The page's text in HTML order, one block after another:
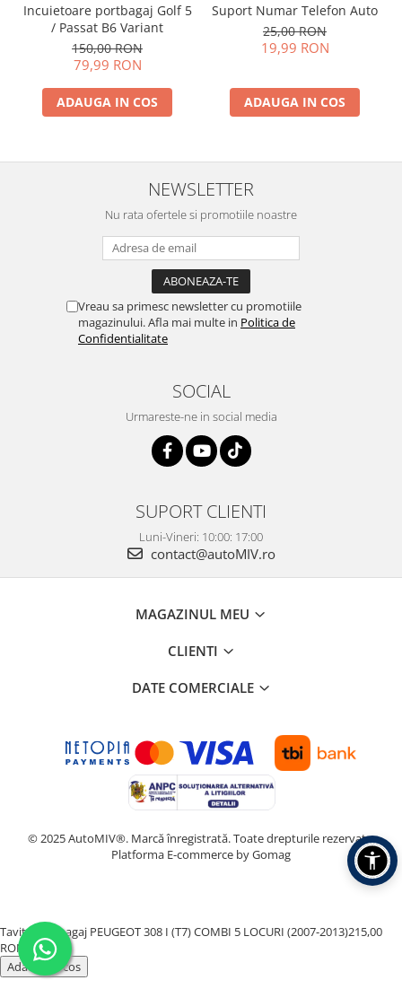
Incuietoare portbagaj Golf 5
/ Passat B6 Variant
150,00 RON
79,99 RON
ADAUGA IN COS
Suport Numar Telefon Auto
25,00 RON
19,99 RON
ADAUGA IN COS
NEWSLETTER
Nu rata ofertele si promotiile noastre
Vreau sa primesc newsletter cu promotiile
magazinului. Afla mai multe in Politica de
Confidentialitate
SOCIAL
Urmareste-ne in social media
SUPORT CLIENTI
Luni-Vineri: 10:00: 17:00
contact@autoMIV.ro
MAGAZINUL MEU
CLIENTI
DATE COMERCIALE
© 2025 AutoMIV®. Marcă înregistrată. Toate drepturile rezervate.
Platforma E-commerce by Gomag
Tavita Portbagaj PEUGEOT 308 I (T7) COMBI 5 LOCURI (2007-2013)215,00
RON
Adauga in cos